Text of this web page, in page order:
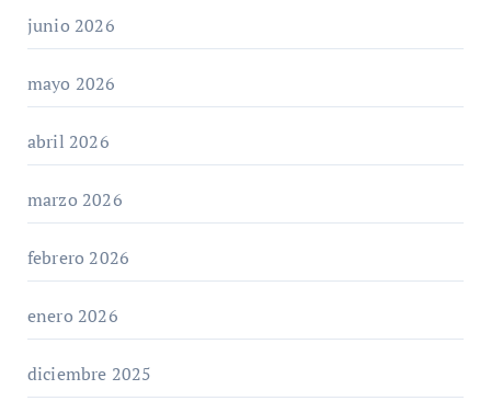
junio 2026
mayo 2026
abril 2026
marzo 2026
febrero 2026
enero 2026
diciembre 2025